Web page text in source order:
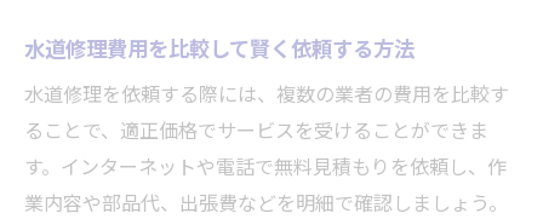
水道修理費用を比較して賢く依頼する方法
水道修理を依頼する際には、複数の業者の費用を比較す
ることで、適正価格でサービスを受けることができま
す。インターネットや電話で無料見積もりを依頼し、作
業内容や部品代、出張費などを明細で確認しましょう。